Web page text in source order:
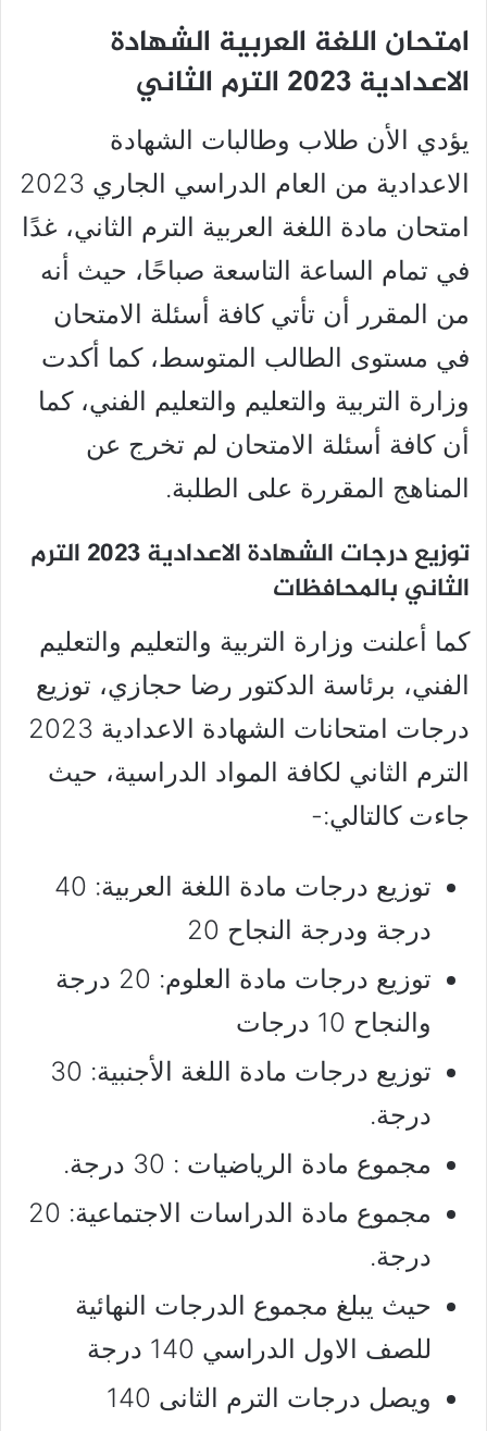
امتحان اللغة العربية الشهادة
الاعدادية 2023 الترم الثاني
يؤدي الأن طلاب وطالبات الشهادة
الاعدادية من العام الدراسي الجاري 2023
امتحان مادة اللغة العربية الترم الثاني، غدًا
في تمام الساعة التاسعة صباحًا، حيث أنه
من المقرر أن تأتي كافة أسئلة الامتحان
في مستوى الطالب المتوسط، كما أكدت
وزارة التربية والتعليم والتعليم الفني، كما
أن كافة أسئلة الامتحان لم تخرج عن
المناهج المقررة على الطلبة.
توزيع درجات الشهادة الاعدادية 2023 الترم
الثاني بالمحافظات
كما أعلنت وزارة التربية والتعليم والتعليم
الفني، برئاسة الدكتور رضا حجازي، توزيع
درجات امتحانات الشهادة الاعدادية 2023
الترم الثاني لكافة المواد الدراسية، حيث
جاءت كالتالي:-
توزيع درجات مادة اللغة العربية: 40
درجة ودرجة النجاح 20
توزيع درجات مادة العلوم: 20 درجة
والنجاح 10 درجات
توزيع درجات مادة اللغة الأجنبية: 30
درجة.
مجموع مادة الرياضيات : 30 درجة.
مجموع مادة الدراسات الاجتماعية: 20
درجة.
حيث يبلغ مجموع الدرجات النهائية
للصف الاول الدراسي 140 درجة
ويصل درجات الترم الثانى 140